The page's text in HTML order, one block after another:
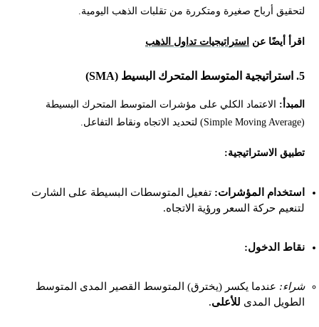
لتحقيق أرباح صغيرة ومتكررة من تقلبات الذهب اليومية.
اقرأ أيضًا عن استراتيجيات تداول الذهب
5. استراتيجية المتوسط المتحرك البسيط (SMA)
المبدأ: الاعتماد الكلي على مؤشرات المتوسط المتحرك البسيطة
(Simple Moving Average) لتحديد الاتجاه ونقاط التفاعل.
تطبيق الاستراتيجية:
استخدام المؤشرات: تفعيل المتوسطات البسيطة على الشارت
لتنعيم حركة السعر ورؤية الاتجاه.
نقاط الدخول:
شراء: عندما يكسر (يخترق) المتوسط القصير المدى المتوسط
الطويل المدى للأعلى.